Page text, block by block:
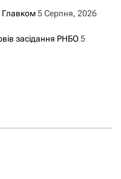
Главком5 Серпня, 2026
засідання РНБО5